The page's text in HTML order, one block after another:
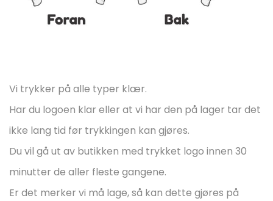
Vi trykker på alle typer klær.
Har du logoen klar eller at vi har den på lager tar det
ikke lang tid før trykkingen kan gjøres.
Du vil gå ut av butikken med trykket logo innen 30
minutter de aller fleste gangene.
Er det merker vi må lage, så kan dette gjøres på